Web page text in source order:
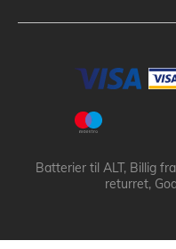
Batterier til ALT, Billig
returret,